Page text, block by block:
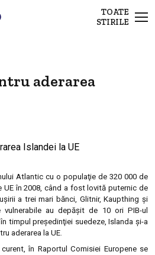
TOATE
STIRILE
aderarea
Atlantic cu o populaţie de 320 000 de
UE în 2008, când a fost lovită puternic de
a trei mari bănci, Glitnir, Kaupthing şi
au depăşit de 10 ori PIB-ul
timpul preşedinţiei suedeze, Islanda şi-a
aderarea la UE.
în Raportul Comisiei Europene se